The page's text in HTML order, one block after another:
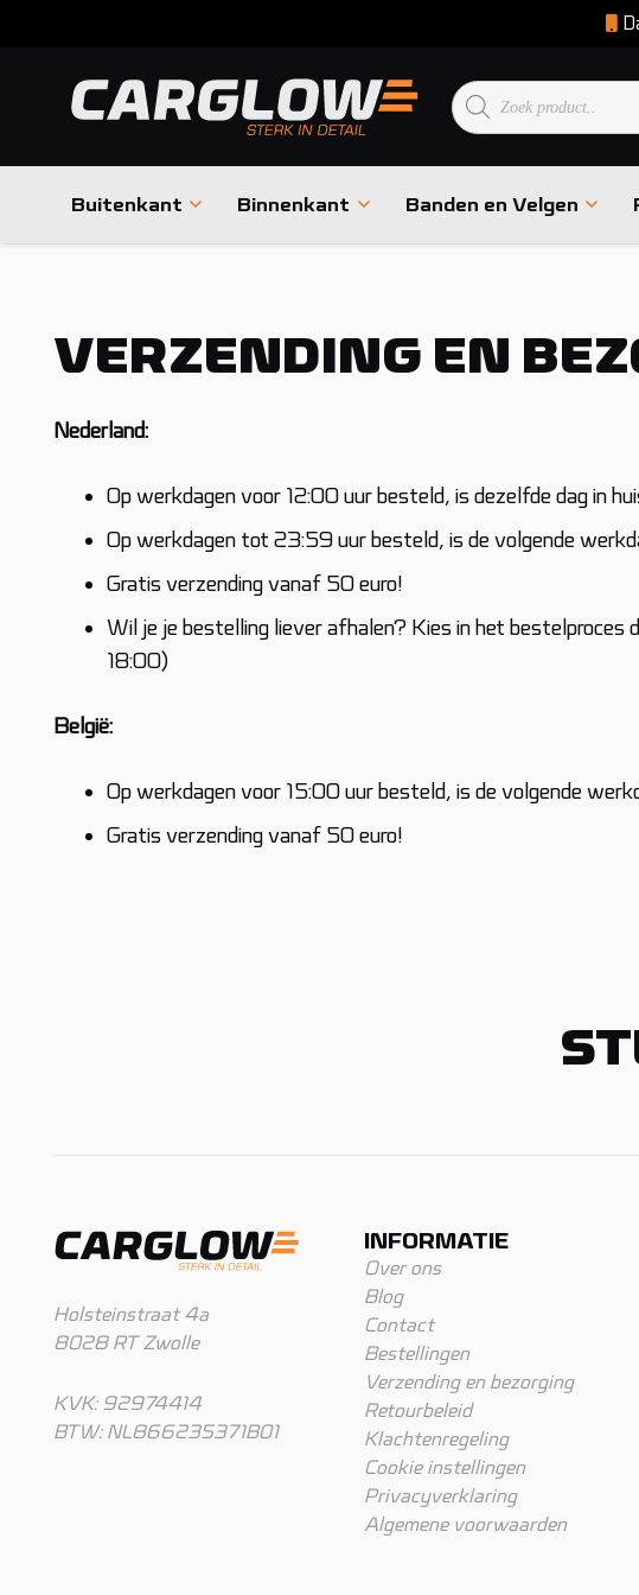
Producten
zoeken
Buitenkant Binnenkant Banden en Velgen
VERZENDING EN
Nederland:
Op werkdagen voor 12:00 uur besteld, is dezelfde dag in
Op werkdagen tot 23:59 uur besteld, is de volgende
Gratis verzending vanaf 50 euro!
Wil je je bestelling liever afhalen? Kies in het
18:00)
België:
Op werkdagen voor 15:00 uur besteld, is de volgende
Gratis verzending vanaf 50 euro!
Holsteinstraat 4a
8028 RT Zwolle
KVK: 92974414
BTW: NL866235371B01
INFORMATIE
Over ons
Blog
Contact
Bestellingen
Verzending en bezorging
Retourbeleid
Klachtenregeling
Cookie instellingen
Privacyverklaring
Algemene voorwaarden